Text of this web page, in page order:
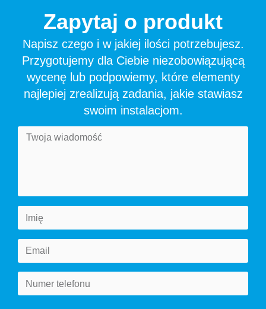
Zapytaj o produkt
Napisz czego i w jakiej ilości potrzebujesz.
Przygotujemy dla Ciebie niezobowiązującą
wycenę lub podpowiemy, które elementy
najlepiej zrealizują zadania, jakie stawiasz
swoim instalacjom.